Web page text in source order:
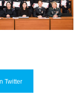
Twitter